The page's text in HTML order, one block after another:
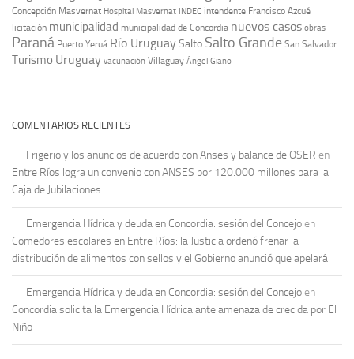
Concepción Masvernat Hospital Masvernat INDEC intendente Francisco Azcué
licitación municipalidad municipalidad de Concordia nuevos casos obras
Paraná Puerto Yeruá Río UruguaySalto Salto Grande San Salvador
Turismo Uruguay vacunación Villaguay Ángel Giano
COMENTARIOS RECIENTES
Frigerio y los anuncios de acuerdo con Anses y balance de OSER en
Entre Ríos logra un convenio con ANSES por 120.000 millones para la
Caja de Jubilaciones
Emergencia Hídrica y deuda en Concordia: sesión del Concejo en
Comedores escolares en Entre Ríos: la Justicia ordenó frenar la
distribución de alimentos con sellos y el Gobierno anunció que apelará
Emergencia Hídrica y deuda en Concordia: sesión del Concejo en
Concordia solicita la Emergencia Hídrica ante amenaza de crecida por El
Niño